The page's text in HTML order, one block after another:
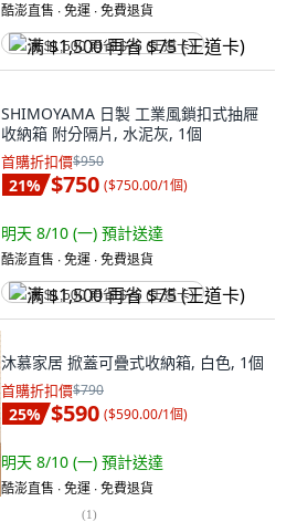
酷澎直售 ∙ 免運 ∙ 免費退貨
满 $1,500 再省 $75 (王道卡)
SHIMOYAMA 日製 工業風鎖扣式抽屜
收納箱 附分隔片, 水泥灰, 1個
首購折扣價$950
21% $750 ($750.00/1個)
明天 8/10 (一) 預計送達
酷澎直售 ∙ 免運 ∙ 免費退貨
满 $1,500 再省 $75 (王道卡)
沐慕家居 掀蓋可疊式收納箱, 白色, 1個
首購折扣價$790
25% $590 ($590.00/1個)
明天 8/10 (一) 預計送達
酷澎直售 ∙ 免運 ∙ 免費退貨
(1)